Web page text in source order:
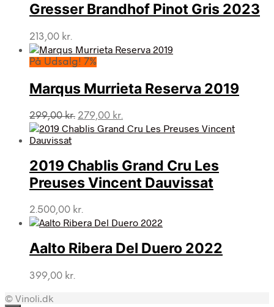
Gresser Brandhof Pinot Gris 2023
213,00 kr.
På Udsalg! 7%
Marqus Murrieta Reserva 2019
299,00kr. Den
oprindelige
299,00 kr..
279,00 kr.
aktuelle
279,00 kr..
2019 Chablis Grand Cru Les
Preuses Vincent Dauvissat
2.500,00 kr.
Aalto Ribera Del Duero 2022
399,00 kr.
© Vinoli.dk